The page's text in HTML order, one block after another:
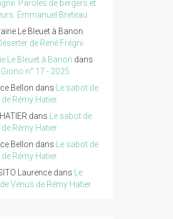
Paroles de bergers et
Emmanuel Breteau
Le Bleuet à Banon
de René Frégni
Le Bleuet à Banon dans
n° 17 - 2025
Bellon dans
Le sabot de
Rémy Hatier
dans
Le sabot de
Rémy Hatier
Bellon dans
Le sabot de
Rémy Hatier
Laurencedans
Le
Vénus de Rémy Hatier